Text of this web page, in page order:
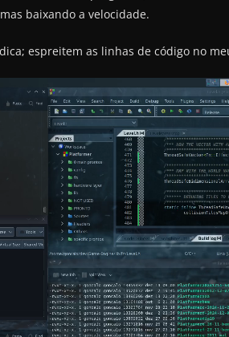
baixando a velocidade.
espreitem as linhas de código no